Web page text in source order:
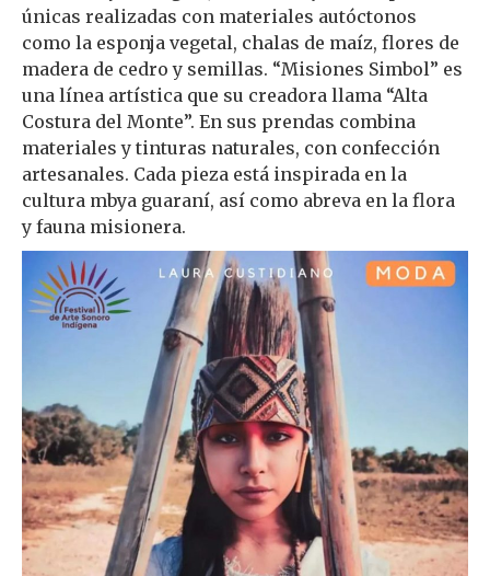
únicas realizadas con materiales autóctonos
como la esponja vegetal, chalas de maíz, flores de
madera de cedro y semillas. “Misiones Simbol” es
una línea artística que su creadora llama “Alta
Costura del Monte”. En sus prendas combina
materiales y tinturas naturales, con confección
artesanales. Cada pieza está inspirada en la
cultura mbya guaraní, así como abreva en la flora
y fauna misionera.